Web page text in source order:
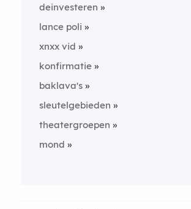
deinvesteren
lance poli
xnxx vid
konfirmatie
baklava's
sleutelgebieden
theatergroepen
mond